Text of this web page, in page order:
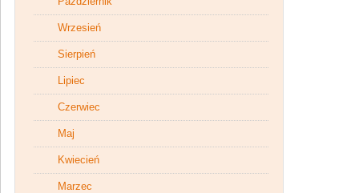
Wrzesień
Sierpień
Lipiec
Czerwiec
Maj
Kwiecień
Marzec